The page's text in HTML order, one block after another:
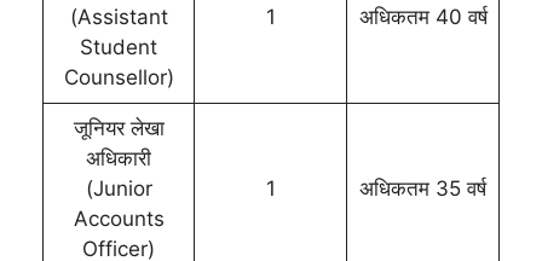
(Assistant
Student
Counsellor)
1 अधिकतम 40 वर्ष
जूनियर लेखा
अधिकारी
(Junior
Accounts
Officer)
1 अधिकतम 35 वर्ष